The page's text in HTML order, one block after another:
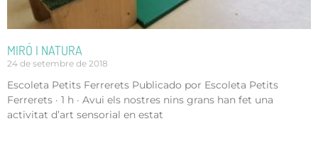
MIRÓ I NATURA
24 de setembre de 2018
Escoleta Petits Ferrerets Publicado por Escoleta Petits
Ferrerets · 1 h · Avui els nostres nins grans han fet una
activitat d’art sensorial en estat